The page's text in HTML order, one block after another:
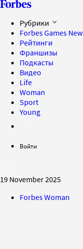
Рубрики
Forbes Games New
Рейтинги
Франшизы
Подкасты
Видео
Life
Woman
Sport
Young
Войти
19 November 2025
Forbes Woman